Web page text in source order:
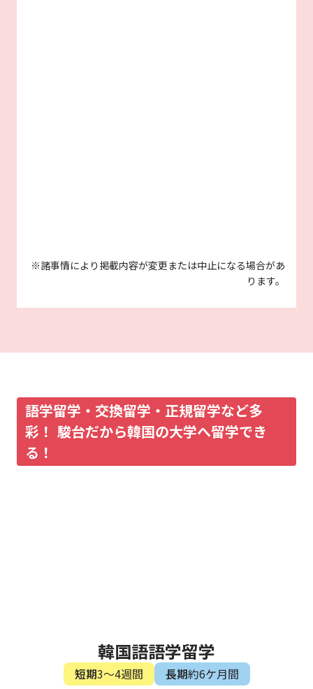
※諸事情により掲載内容が変更または中止になる場合があ
ります。
語学留学・交換留学・正規留学など多
彩！ 駿台だから韓国の大学へ留学でき
る！
韓国語語学留学
短期3～4週間 長期約6ケ月間